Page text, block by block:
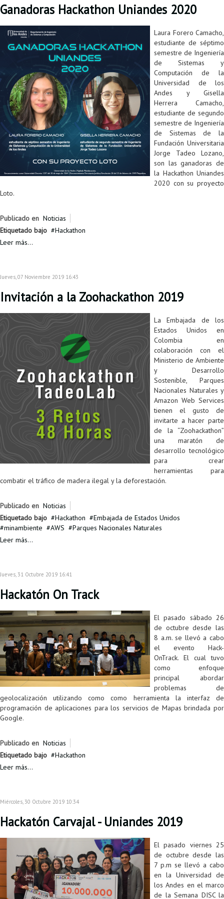
Ganadoras Hackathon Uniandes 2020
Laura Forero Camacho,
estudiante de séptimo
semestre de Ingeniería
de Sistemas y
Computación de la
Universidad de los
Andes y Gisella
Herrera Camacho,
estudiante de segundo
semestre de Ingeniería
de Sistemas de la
Fundación Universitaria
Jorge Tadeo Lozano,
son las ganadoras de
la Hackathon Uniandes
2020 con su proyecto
Loto.
Publicado en Noticias
Etiquetado bajo
Hackathon
Leer más...
Jueves, 07 Noviembre 2019 16:43
Invitación a la Zoohackathon 2019
La Embajada de los
Estados Unidos en
Colombia en
colaboración con el
Ministerio de Ambiente
y Desarrollo
Sostenible, Parques
Nacionales Naturales y
Amazon Web Services
tienen el gusto de
invitarte a hacer parte
de la “Zoohackathon”
una maratón de
desarrollo tecnológico
para crear
herramientas para
combatir el tráfico de madera ilegal y la deforestación.
Publicado en Noticias
Etiquetado bajo
Hackathon
Embajada de Estados Unidos
minambiente
AWS
Parques Nacionales Naturales
Leer más...
Jueves, 31 Octubre 2019 16:41
Hackatón On Track
El pasado sábado 26
de octubre desde las
8 a.m. se llevó a cabo
el evento Hack-
OnTrack. El cual tuvo
como enfoque
principal abordar
problemas de
geolocalización utilizando como como herramienta la interfaz de
programación de aplicaciones para los servicios de Mapas brindada por
Google.
Publicado en Noticias
Etiquetado bajo
Hackathon
Leer más...
Miércoles, 30 Octubre 2019 10:34
Hackatón Carvajal - Uniandes 2019
El pasado viernes 25
de octubre desde las
7 p.m se llevó a cabo
en la Universidad de
los Andes en el marco
de la Semana DISC la
Proyecto de grado
Reingreso
Reintegro
Retiro voluntario
Transferencia
Tarifas
Grado